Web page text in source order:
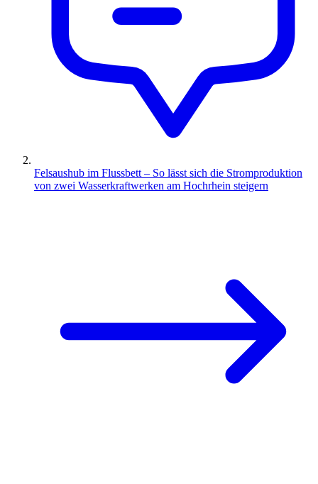
Felsaushub im Flussbett – So lässt sich die Stromproduktion
von zwei Wasserkraftwerken am Hochrhein steigern